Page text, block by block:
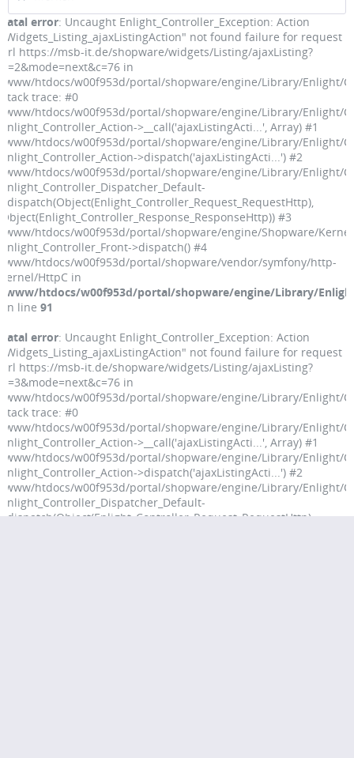
Fatal error: Uncaught Enlight_Controller_Exception: Action
"Widgets_Listing_ajaxListingAction" not found failure for request
url https://msb-it.de/shopware/widgets/Listing/ajaxListing?
p=2&mode=next&c=76 in
/www/htdocs/w00f953d/portal/shopware/engine/Library/Enlight/
Stack trace: #0
/www/htdocs/w00f953d/portal/shopware/engine/Library/Enlight/
Enlight_Controller_Action->__call('ajaxListingActi...', Array) #1
/www/htdocs/w00f953d/portal/shopware/engine/Library/Enlight/
Enlight_Controller_Action->dispatch('ajaxListingActi...') #2
/www/htdocs/w00f953d/portal/shopware/engine/Library/Enlight/
Enlight_Controller_Dispatcher_Default-
>dispatch(Object(Enlight_Controller_Request_RequestHttp),
Object(Enlight_Controller_Response_ResponseHttp)) #3
/www/htdocs/w00f953d/portal/shopware/engine/Shopware/
Enlight_Controller_Front->dispatch() #4
/www/htdocs/w00f953d/portal/shopware/vendor/symfony/http-
kernel/HttpC in
/www/htdocs/w00f953d/portal/shopware/engine/Library/
on line91
Fatal error: Uncaught Enlight_Controller_Exception: Action
"Widgets_Listing_ajaxListingAction" not found failure for request
url https://msb-it.de/shopware/widgets/Listing/ajaxListing?
p=3&mode=next&c=76 in
/www/htdocs/w00f953d/portal/shopware/engine/Library/Enlight/
Stack trace: #0
/www/htdocs/w00f953d/portal/shopware/engine/Library/Enlight/
Enlight_Controller_Action->__call('ajaxListingActi...', Array) #1
/www/htdocs/w00f953d/portal/shopware/engine/Library/Enlight/
Enlight_Controller_Action->dispatch('ajaxListingActi...') #2
/www/htdocs/w00f953d/portal/shopware/engine/Library/Enlight/
Enlight_Controller_Dispatcher_Default-
>dispatch(Object(Enlight_Controller_Request_RequestHttp),